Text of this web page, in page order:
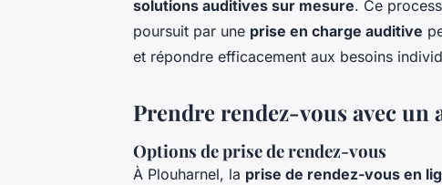
solutions auditives sur mesure. Ce
poursuit par une prise en charge auditive
et répondre efficacement aux besoins
Prendre rendez-vous avec un
Options de prise de rendez-vous
À Plouharnel, la prise de rendez-vous en